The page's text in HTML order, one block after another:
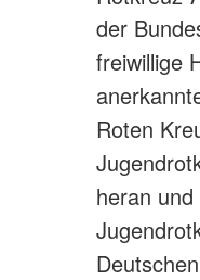
der
freiwillige
Roten
heran